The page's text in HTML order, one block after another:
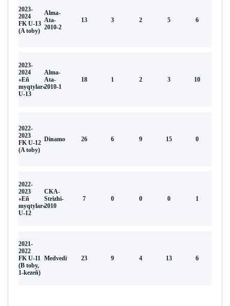
2023-
2024
FK U-13
(A toby)
Alma-
Аta-
2010-2
13 3 2 5 6
2023-
2024
«Eñ
myqtylar»
U-13
Alma-
Аta-
2010-1
18 1 2 3 10
2022-
2023
FK U-12
(A toby)
Dinamo 26 6 9 15 0
2022-
2023
«Eñ
myqtylar»
U-12
СКА-
Strizhi-
2010
7 0 0 0 1
2021-
2022
FK U-11
(В toby,
1-kezeñ)
Medvedi 23 9 4 13 6